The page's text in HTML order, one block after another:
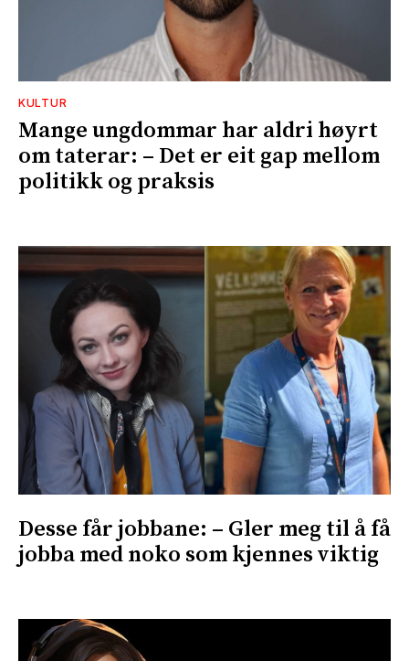
KULTUR
Mange ungdommar har aldri høyrt
om taterar: – Det er eit gap mellom
politikk og praksis
Desse får jobbane: – Gler meg til å få
jobba med noko som kjennes viktig